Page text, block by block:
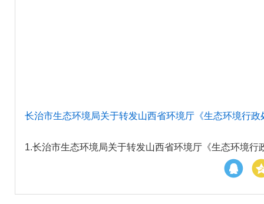
长治市生态环境局关于转发山西省环境厅《生态环境行
1.长治市生态环境局关于转发山西省环境厅《生态环境行